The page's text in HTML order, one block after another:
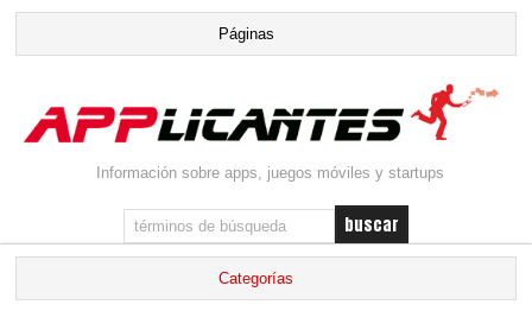
Información sobre apps, juegos móviles y startups